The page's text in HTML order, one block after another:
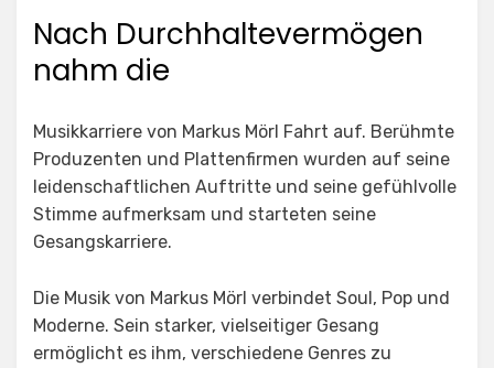
Nach Durchhaltevermögen
nahm die
Musikkarriere von Markus Mörl Fahrt auf. Berühmte
Produzenten und Plattenfirmen wurden auf seine
leidenschaftlichen Auftritte und seine gefühlvolle
Stimme aufmerksam und starteten seine
Gesangskarriere.
Die Musik von Markus Mörl verbindet Soul, Pop und
Moderne. Sein starker, vielseitiger Gesang
ermöglicht es ihm, verschiedene Genres zu